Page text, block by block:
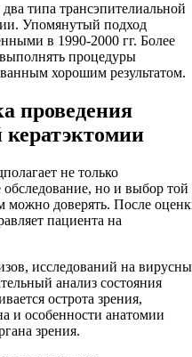
типа трансэпителиальной
Упомянутый подход
в 1990-2000 гг. Более
процедуры
хорошим результатом.
проведения
не только
но и выбор той
можно доверять. После
пациента на
исследований на
анализ состояния
острота зрения,
и особенности анатомии
зрения.